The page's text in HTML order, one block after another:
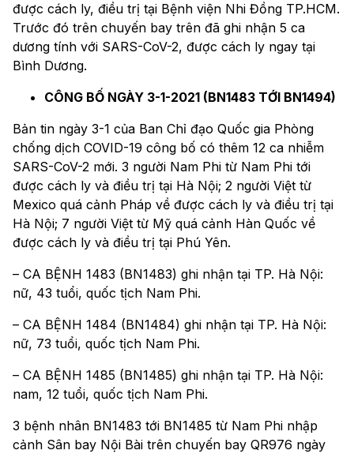
được cách ly, điều trị tại Bệnh viện Nhi Đồng TP.HCM.
Trước đó trên chuyến bay trên đã ghi nhận 5 ca
dương tính với SARS-CoV-2, được cách ly ngay tại
Bình Dương.
CÔNG BỐ NGÀY 3-1-2021 (BN1483 TỚI BN1494)
Bản tin ngày 3-1 của Ban Chỉ đạo Quốc gia Phòng
chống dịch COVID-19 công bố có thêm 12 ca nhiễm
SARS-CoV-2 mới. 3 người Nam Phi từ Nam Phi tới
được cách ly và điều trị tại Hà Nội; 2 người Việt từ
Mexico quá cảnh Pháp về được cách ly và điều trị tại
Hà Nội; 7 người Việt từ Mỹ quá cảnh Hàn Quốc về
được cách ly và điều trị tại Phú Yên.
– CA BỆNH 1483 (BN1483) ghi nhận tại TP. Hà Nội:
nữ, 43 tuổi, quốc tịch Nam Phi.
– CA BỆNH 1484 (BN1484) ghi nhận tại TP. Hà Nội:
nữ, 73 tuổi, quốc tịch Nam Phi.
– CA BỆNH 1485 (BN1485) ghi nhận tại TP. Hà Nội:
nam, 12 tuổi, quốc tịch Nam Phi.
3 bệnh nhân BN1483 tới BN1485 từ Nam Phi nhập
cảnh Sân bay Nội Bài trên chuyến bay QR976 ngày